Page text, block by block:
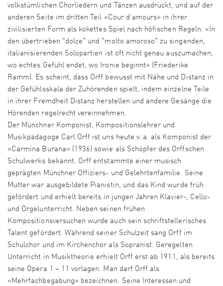
volkstümlichen Chorliedern und Tänzen ausdrückt, und auf der
anderen Seite im dritten Teil «Cour d’amours» in ihrer
zivilisierten Form als kokettes Spiel nach höfischen Regeln. «In
den übertrieben "dolce" und "molto amoroso" zu singenden,
italianisierenden Solopartien ist oft nicht genau auszumachen,
wo echtes Gefühl endet, wo Ironie beginnt» (Friederike
Ramm). Es scheint, dass Orff bewusst mit Nähe und Distanz in
der Gefühlsskala der Zuhörenden spielt, indem einzelne Teile
in ihrer Fremdheit Distanz herstellen und andere Gesänge die
Hörenden regelrecht vereinnehmen.
Der Münchner Komponist, Kompositionslehrer und
Musikpädagoge Carl Orff ist uns heute v. a. als Komponist der
«Carmina Burana» (1936) sowie als Schöpfer des Orffschen
Schulwerks bekannt. Orff entstammte einer musisch
geprägten Münchner Offiziers- und Gelehrtenfamilie. Seine
Mutter war ausgebildete Pianistin, und das Kind wurde früh
gefördert und erhielt bereits in jungen Jahren Klavier-, Cello-
und Orgelunterricht. Neben seinen frühen
Kompositionsversuchen wurde auch sein schriftstellerisches
Talent gefördert. Während seiner Schulzeit sang Orff im
Schulchor und im Kirchenchor als Sopranist. Geregelten
Unterricht in Musiktheorie erhielt Orff erst ab 1911, als bereits
seine Opera 1 – 11 vorlagen. Man darf Orff als
«Mehrfachbegabung» bezeichnen. Seine Interessen und